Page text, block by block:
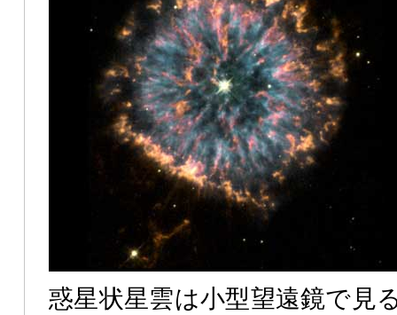
惑星状星雲は小型望遠鏡で見